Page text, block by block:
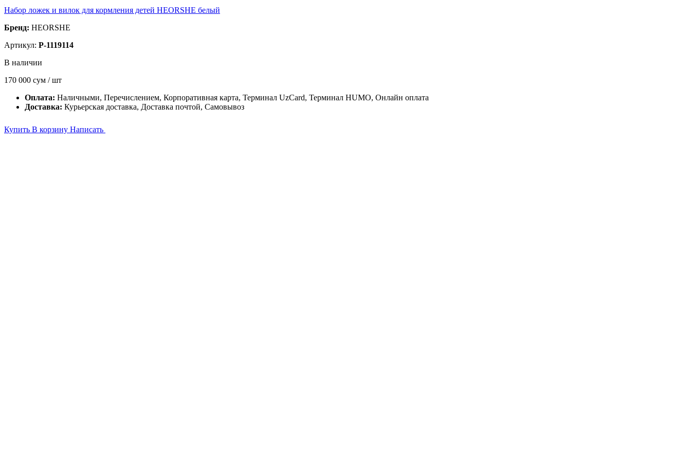
Набор ложек и вилок для кормления детей HEORSHE белый
Бренд: HEORSHE
Артикул: P-1119114
В наличии
170 000 сум / шт
Оплата: Наличными, Перечислением, Корпоративная карта, Терминал UzCard, Терминал HUMO, Онлайн оплата
Доставка: Курьерская доставка, Доставка почтой, Самовывоз
Купить В корзину Написать